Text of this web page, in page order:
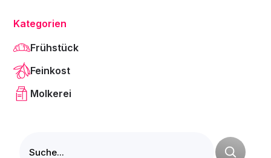
Kategorien
Frühstück
Feinkost
Molkerei